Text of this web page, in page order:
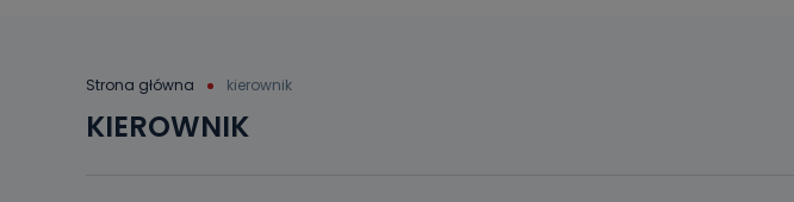
Strona główna kierownik
KIEROWNIK